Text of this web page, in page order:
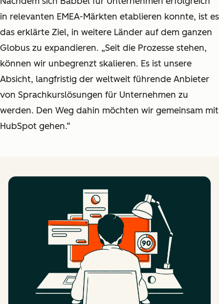
in relevanten EMEA-Märkten etablieren konnte, ist es
das erklärte Ziel, in weitere Länder auf dem ganzen
Globus zu expandieren. „Seit die Prozesse stehen,
können wir unbegrenzt skalieren. Es ist unsere
Absicht, langfristig der weltweit führende Anbieter
von Sprachkurslösungen für Unternehmen zu
werden. Den Weg dahin möchten wir gemeinsam mit
HubSpot gehen.“